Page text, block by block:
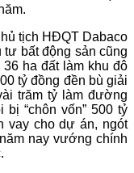
tịch HĐQT Dabaco
bất động sản cũng
ha đất làm khu đô
tỷ đồng đền bù giải
trăm tỷ làm đường
“chôn vốn” 500 tỷ
vay cho dự án, ngót
nay vướng chính